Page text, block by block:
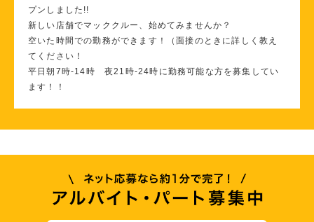
プンしました!!
新しい店舗でマッククルー、始めてみませんか？
空いた時間での勤務ができます！（面接のときに詳しく教え
てください！
平日朝7時-14時 夜21時‐24時に勤務可能な方を募集してい
ます！！